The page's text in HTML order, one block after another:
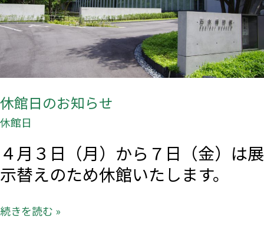
休館日のお知らせ
休館日
４月３日（月）から７日（金）は展
示替えのため休館いたします。
知
ら
せ
続きを読む »